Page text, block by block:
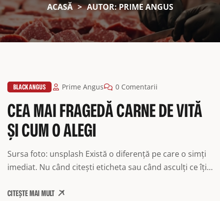
ACASĂ > AUTOR: PRIME ANGUS
BLACK ANGUS Prime Angus 0 Comentarii
CEA MAI FRAGEDĂ CARNE DE VITĂ
ȘI CUM O ALEGI
Sursa foto: unsplash Există o diferență pe care o simți
imediat. Nu când citești eticheta sau când asculți ce îți
alunecă prin carne fără rezistență și apoi, în prima
CITEȘTE MAI MULT